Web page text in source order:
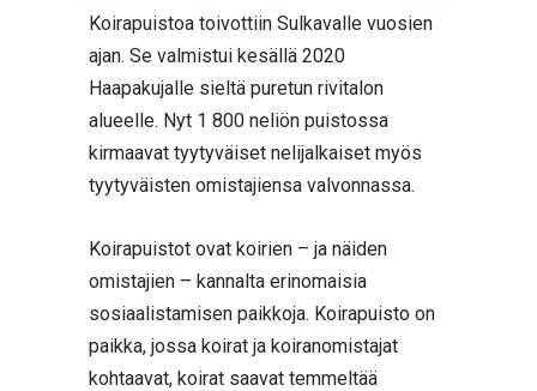
Koirapuistoa toivottiin Sulkavalle vuosien
ajan. Se valmistui kesällä 2020
Haapakujalle sieltä puretun rivitalon
alueelle. Nyt 1 800 neliön puistossa
kirmaavat tyytyväiset nelijalkaiset myös
tyytyväisten omistajiensa valvonnassa.
Koirapuistot ovat koirien – ja näiden
omistajien – kannalta erinomaisia
sosiaalistamisen paikkoja. Koirapuisto on
paikka, jossa koirat ja koiranomistajat
kohtaavat, koirat saavat temmeltää